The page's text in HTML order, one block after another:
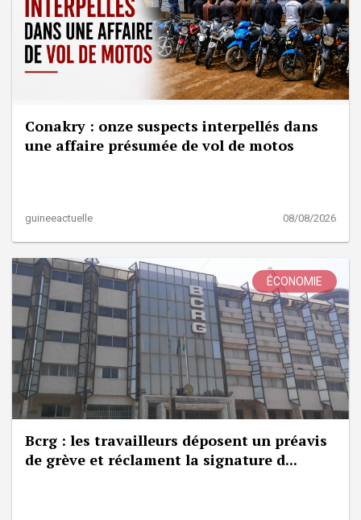
Conakry : onze suspects interpellés dans
une affaire présumée de vol de motos
guineeactuelle 08/08/2026
ÉCONOMIE
Bcrg : les travailleurs déposent un préavis
de grève et réclament la signature d...